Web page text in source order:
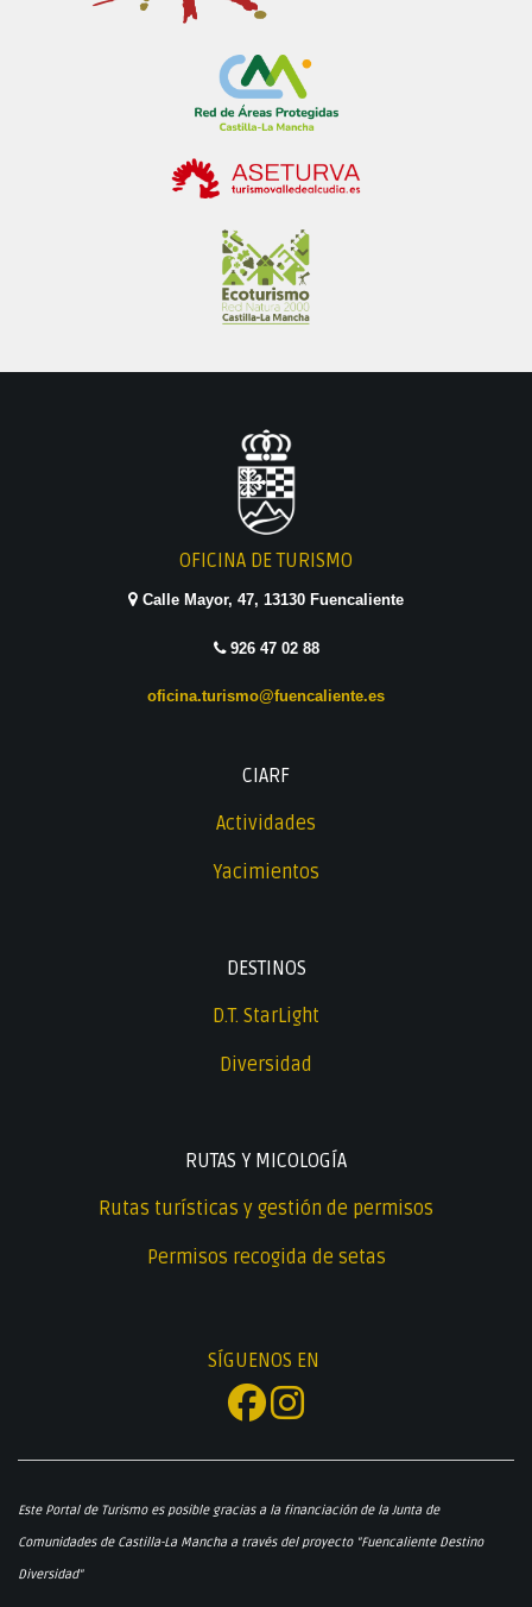
OFICINA DE TURISMO
Calle Mayor, 47, 13130 Fuencaliente
926 47 02 88
oficina.turismo@fuencaliente.es
CIARF
Actividades
Yacimientos
DESTINOS
D.T. StarLight
Diversidad
RUTAS Y MICOLOGÍA
Rutas turísticas y gestión de permisos
Permisos recogida de setas
SÍGUENOS EN
Este Portal de Turismo es posible gracias a la financiación de la Junta de
Comunidades de Castilla-La Mancha a través del proyecto "Fuencaliente Destino
Diversidad"